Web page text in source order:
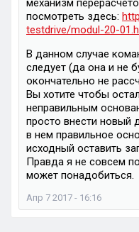
механизм
посмотреть здесь:
testdrive/modul-20-
В данном случае
следует (да она и не
окончательно не
Вы хотите чтобы
неправильным
просто внести новый
в нем правильное
исходный оставить
Правда я не совсем
может понадобиться.
Апр 7 2017 - 16:16